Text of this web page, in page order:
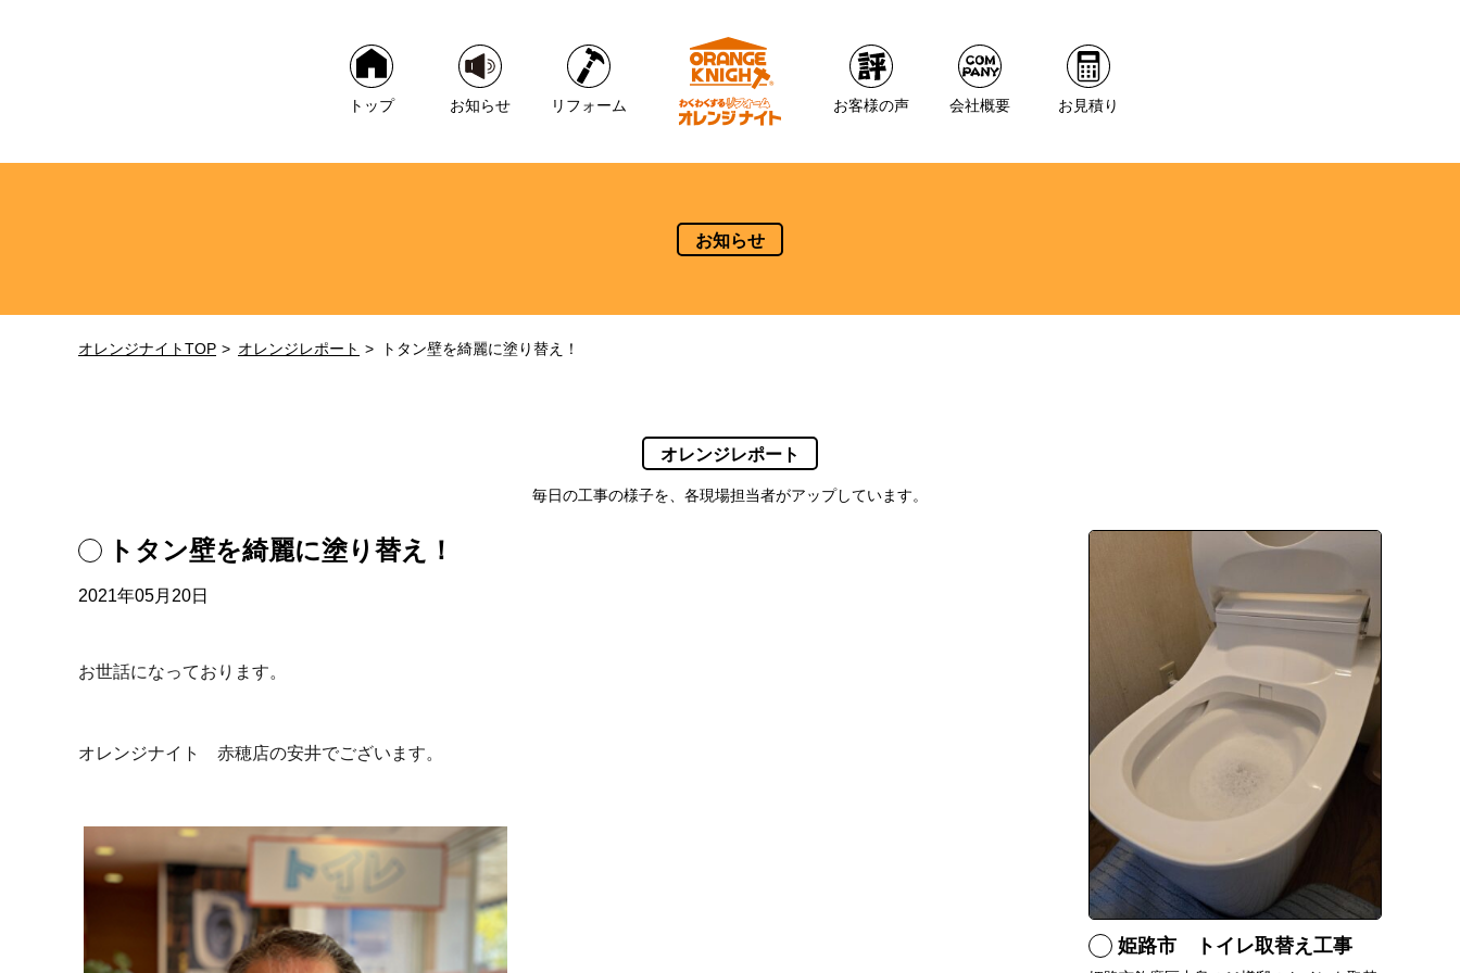
トップ お知らせ リフォーム お客様の声 会社概要 お見積り
お知らせ
オレンジナイトTOP オレンジレポート トタン壁を綺麗に塗り替え！
オレンジレポート
毎日の工事の様子を、各現場担当者がアップしています。
トタン壁を綺麗に塗り替え！
2021年05月20日
お世話になっております。
オレンジナイト 赤穂店の安井でございます。
姫路市 トイレ取替え工事